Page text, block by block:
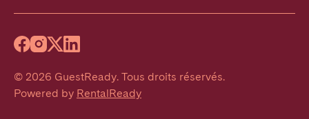
© 2026 GuestReady. Tous droits réservés.
Powered by RentalReady